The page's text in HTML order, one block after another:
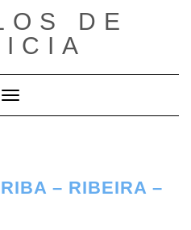
DE
Cambiar modo de navegación
– RIBEIRA –